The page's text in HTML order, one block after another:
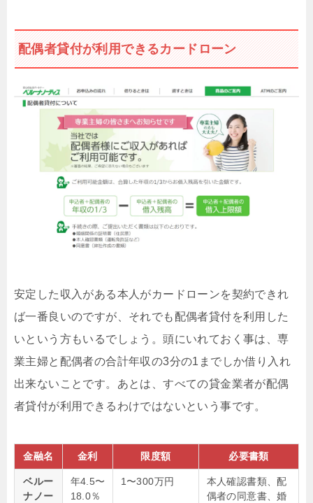
配偶者貸付が利用できるカードローン
安定した収入がある本人がカードローンを契約できれ
ば一番良いのですが、それでも配偶者貸付を利用した
いという方もいるでしょう。頭にいれておく事は、専
業主婦と配偶者の合計年収の3分の1までしか借り入れ
出来ないことです。あとは、すべての貸金業者が配偶
者貸付が利用できるわけではないという事です。
金融名 金利 限度額 必要書類
ベルー
ナノー
年4.5〜
18.0％
1〜300万円
本人確認書類、配
偶者の同意書、婚